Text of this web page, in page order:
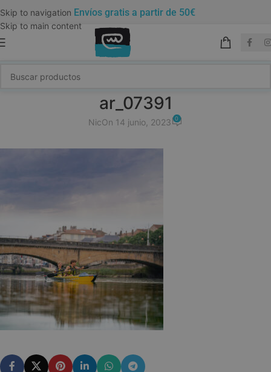
Skip to navigation
Skip to main content
Envíos gratis a partir de 50€
ar_07391
NicOn 14 junio, 2023 0